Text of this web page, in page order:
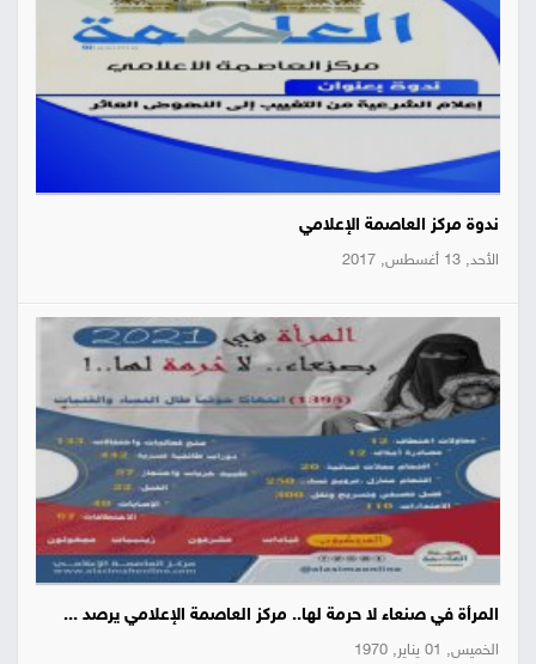
ندوة مركز العاصمة الإعلامي
الأحد, 13 أغسطس, 2017
المرأة في صنعاء لا حرمة لها.. مركز العاصمة الإعلامي يرصد ...
الخميس, 01 يناير, 1970